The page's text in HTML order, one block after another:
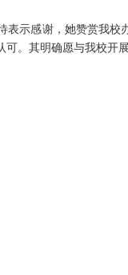
表示感谢，她赞赏我
。其明确愿与我校开